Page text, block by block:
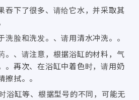
吞下了很多、请给它水，并采取其
洗脸和洗发。、请用清水冲洗。。
。、请注意，根据浴缸的材料，气
。再次、在浴缸中着色时，请用奶
拭。。
浴缸等、根据型号的不同，可能无